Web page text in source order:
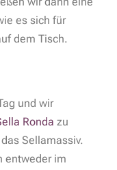
es sich für
dem Tisch.
und wir
Ronda zu
Sellamassiv.
entweder im